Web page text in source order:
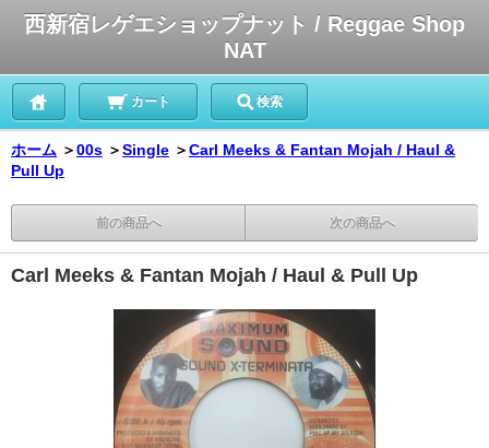
西新宿レゲエショップナット / Reggae Shop
NAT
カート 検索
ホーム ＞00s ＞Single ＞Carl Meeks & Fantan Mojah / Haul &
Pull Up
前の商品へ 次の商品へ
Carl Meeks & Fantan Mojah / Haul & Pull Up